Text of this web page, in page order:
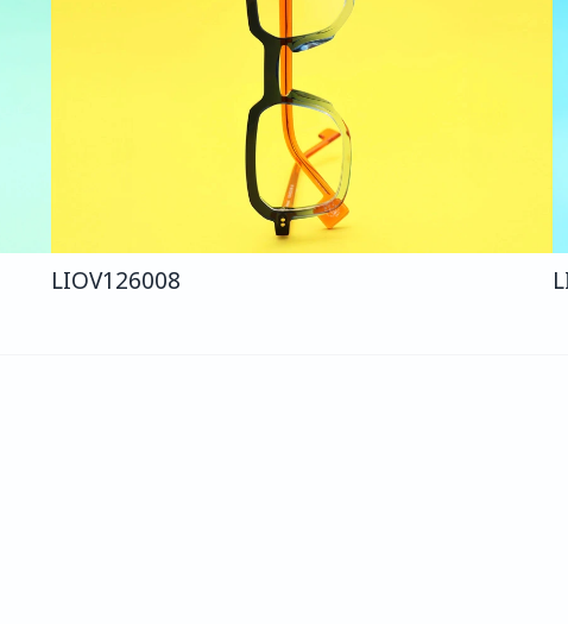
LIOV126008